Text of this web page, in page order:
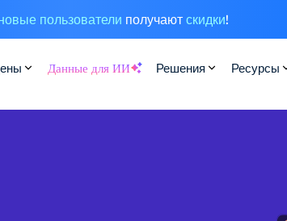
пользователи получают скидки!
Данные для ИИ Решения Ресурсы